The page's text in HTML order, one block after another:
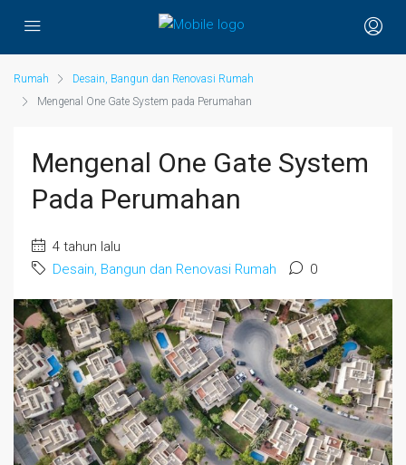
Rumah
Desain, Bangun dan Renovasi Rumah
Mengenal One Gate System pada Perumahan
Mengenal One Gate System
Pada Perumahan
4 tahun lalu
Desain, Bangun dan Renovasi Rumah
0